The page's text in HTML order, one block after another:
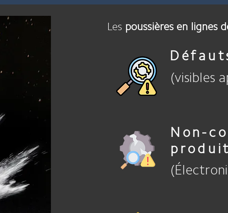
Les poussières en lignes
(visibles
Non-